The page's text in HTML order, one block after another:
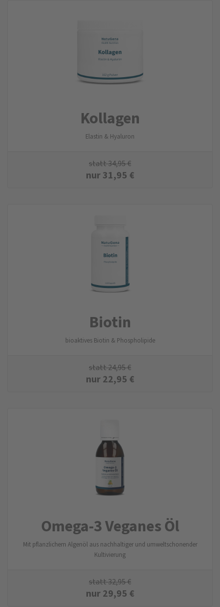
Kollagen
Elastin & Hyaluron
statt34,95€
nur31,95 €
Biotin
bioaktives Biotin & Phospholipide
statt24,95€
nur22,95 €
Omega-3 Veganes Öl
Mit pflanzlichem Algenöl aus nachhaltiger und umweltschonender
Kultivierung
statt32,95€
nur29,95 €